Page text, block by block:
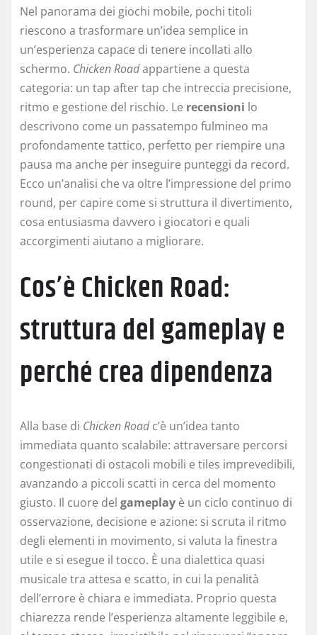
Nel panorama dei giochi mobile, pochi titoli
riescono a trasformare un’idea semplice in
un’esperienza capace di tenere incollati allo
schermo. Chicken Roadappartiene a questa
categoria: un tap after tap che intreccia precisione,
ritmo e gestione del rischio. Le recensioni lo
descrivono come un passatempo fulmineo ma
profondamente tattico, perfetto per riempire una
pausa ma anche per inseguire punteggi da record.
Ecco un’analisi che va oltre l’impressione del primo
round, per capire come si struttura il divertimento,
cosa entusiasma davvero i giocatori e quali
accorgimenti aiutano a migliorare.
Cos’è Chicken Road:
struttura del gameplay e
perché crea dipendenza
Alla base di Chicken Roadc’è un’idea tanto
immediata quanto scalabile: attraversare percorsi
congestionati di ostacoli mobili e tiles imprevedibili,
avanzando a piccoli scatti in cerca del momento
giusto. Il cuore del gameplay è un ciclo continuo di
osservazione, decisione e azione: si scruta il ritmo
degli elementi in movimento, si valuta la finestra
utile e si esegue il tocco. È una dialettica quasi
musicale tra attesa e scatto, in cui la penalità
dell’errore è chiara e immediata. Proprio questa
chiarezza rende l’esperienza altamente leggibile e,